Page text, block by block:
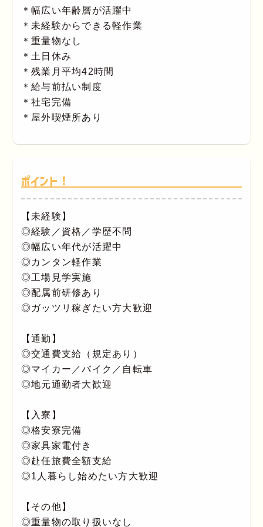
＊幅広い年齢層が活躍中
＊未経験からできる軽作業
＊重量物なし
＊土日休み
＊残業月平均42時間
＊給与前払い制度
＊社宅完備
＊屋外喫煙所あり
ポイント！
【未経験】
◎経験／資格／学歴不問
◎幅広い年代が活躍中
◎カンタン軽作業
◎工場見学実施
◎配属前研修あり
◎ガッツリ稼ぎたい方大歓迎
【通勤】
◎交通費支給（規定あり）
◎マイカー／バイク／自転車
◎地元通勤者大歓迎
【入寮】
◎格安寮完備
◎家具家電付き
◎赴任旅費全額支給
◎1人暮らし始めたい方大歓迎
【その他】
◎重量物の取り扱いなし